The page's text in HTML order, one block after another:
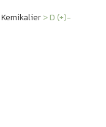
Kemikalier>D (+)-